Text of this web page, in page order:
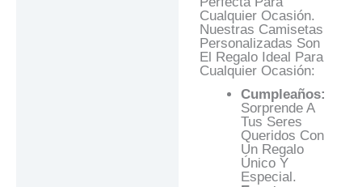
Cualquier Ocasión.
Nuestras Camisetas
Personalizadas Son
El Regalo Ideal Para
Cualquier Ocasión:
Cumpleaños:
Sorprende A
Tus Seres
Queridos Con
Un Regalo
Único Y
Especial.